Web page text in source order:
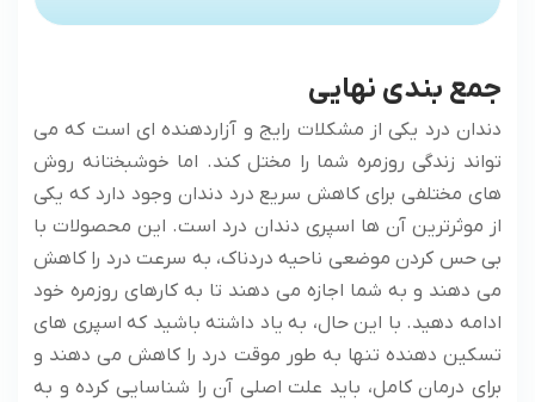
جمع بندی نهایی
دندان درد یکی از مشکلات رایج و آزاردهنده ای است که می
تواند زندگی روزمره شما را مختل کند. اما خوشبختانه روش
های مختلفی برای کاهش سریع درد دندان وجود دارد که یکی
از موثرترین آن ها اسپری دندان درد است. این محصولات با
بی حس کردن موضعی ناحیه دردناک، به سرعت درد را کاهش
می دهند و به شما اجازه می دهند تا به کارهای روزمره خود
ادامه دهید. با این حال، به یاد داشته باشید که اسپری های
تسکین دهنده تنها به طور موقت درد را کاهش می دهند و
برای درمان کامل، باید علت اصلی آن را شناسایی کرده و به